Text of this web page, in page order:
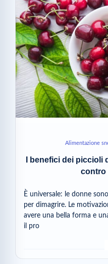
Alimentazione
I benefici dei piccioli
contro
È universale: le donne
per dimagrire. Le
avere una bella forma e
il pro